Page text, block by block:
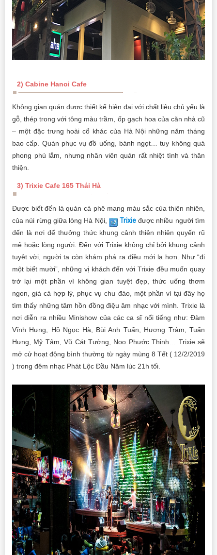
2) Cabine Hanoi Cafe
Không gian quán được thiết kế hiện đại với chất liệu chủ yếu là
gỗ, thép trong với tông màu trầm, ốp gạch hoa của căn nhà cũ
– một đặc trưng hoài cổ khác của Hà Nội những năm tháng
bao cấp. Quán phục vụ đồ uống, bánh ngọt… tuy không quá
phong phú lắm, nhưng nhân viên quán rất nhiệt tình và thân
thiện.
3) Trixie Cafe 165 Thái Hà
Được biết đến là quán cà phê mang màu sắc của thiên nhiên,
của núi rừng giữa lòng Hà Nội,
Trixieđược nhiều người tìm
đến là nơi để thưởng thức khung cảnh thiên nhiên quyến rũ
mê hoặc lòng người. Đến với Trixie không chỉ bởi khung cảnh
tuyệt vời, người ta còn khám phá ra điều mới lạ hơn. Như “đi
một biết mười”, những vị khách đến với Trixie đều muốn quay
trở lại một phần vì không gian tuyệt đẹp, thức uống thơm
ngon, giá cả hợp lý, phục vụ chu đáo, một phần vì tại đây họ
tìm thấy những tâm hồn đồng điệu âm nhạc với mình. Trixie là
nơi diễn ra nhiều Minishow của các ca sĩ nổi tiếng như: Đàm
Vĩnh Hưng, Hồ Ngọc Hà, Bùi Anh Tuấn, Hương Tràm, Tuấn
Hưng, Mỹ Tâm, Vũ Cát Tường, Noo Phước Thịnh… Trixie sẽ
mở cử hoạt động bình thường từ ngày mùng 8 Tết ( 12/2/2019
) trong đêm nhạc Phát Lộc Đầu Năm lúc 21h tối.